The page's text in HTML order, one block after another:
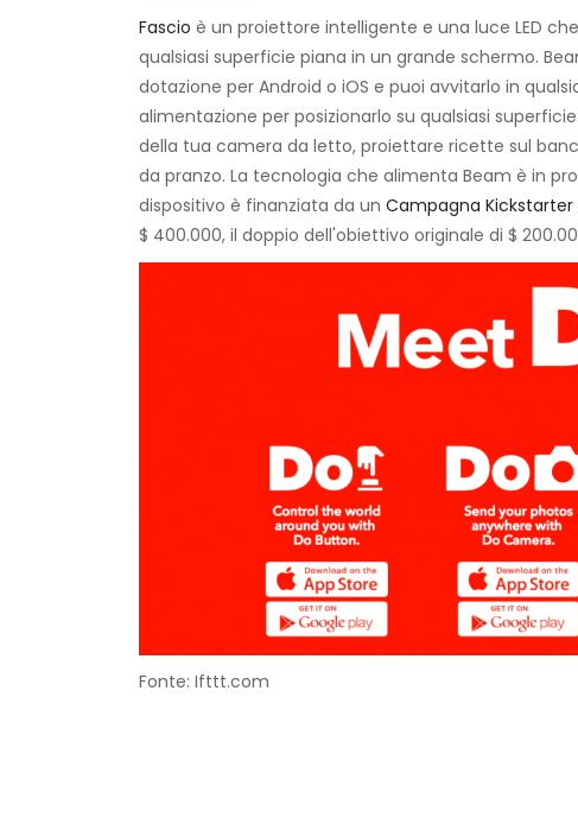
Fascio è un proiettore intelligente e una luce LED
qualsiasi superficie piana in un grande schermo.
dotazione per Android o iOS e puoi avvitarlo in
alimentazione per posizionarlo su qualsiasi
della tua camera da letto, proiettare ricette sul
da pranzo. La tecnologia che alimenta Beam è in
dispositivo è finanziata da un Campagna Kickstarter
$ 400.000, il doppio dell'obiettivo originale di $
Fonte: Ifttt.com